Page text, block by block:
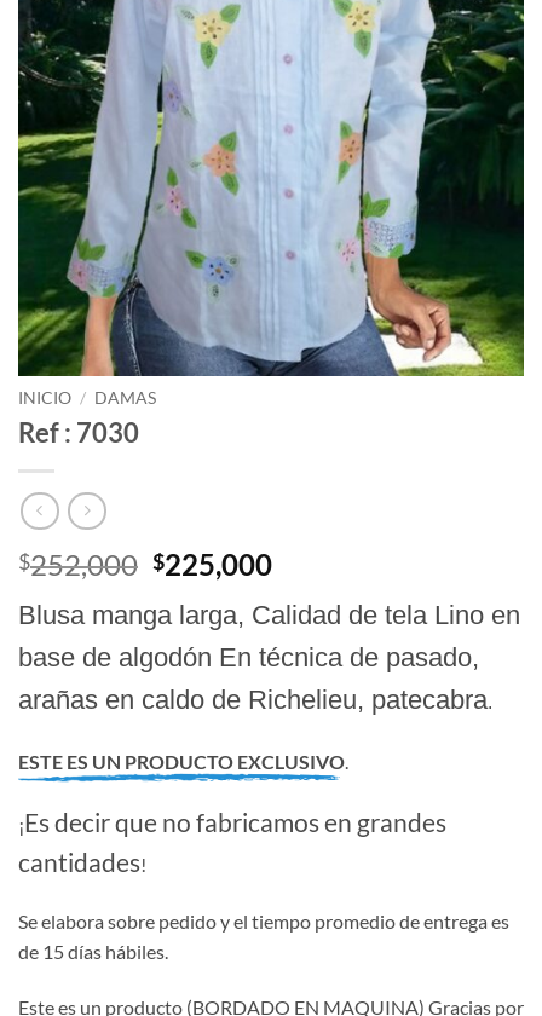
INICIO / DAMAS
Ref : 7030
$252,000 El
precio
original
era:
$252,000.
$225,000El
actual
es:
$225,000.
Blusa manga larga, Calidad de tela Lino en
base de algodón En técnica de pasado,
arañas en caldo de Richelieu, patecabra.
ESTE ES UN PRODUCTO EXCLUSIVO.
¡Es decir que no fabricamos en grandes
cantidades!
Se elabora sobre pedido y el tiempo promedio de entrega es
de 15 días hábiles.
Este es un producto (BORDADO EN MAQUINA) Gracias por